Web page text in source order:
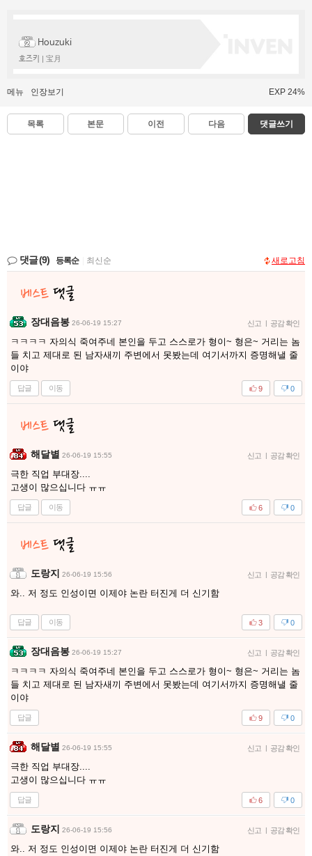
Houzuki
호즈키 | 宝月
메뉴 인장보기 EXP 24%
목록 본문 이전 다음 댓글쓰기
댓글(9) 등록순 최신순 새로고침
장대음봉 26-06-19 15:27 신고 | 공감 확인
ㅋㅋㅋㅋ 자의식 죽여주네 본인을 두고 스스로가 형이~ 형은~ 거리는 놈
들 치고 제대로 된 남자새끼 주변에서 못봤는데 여기서까지 증명해낼 줄
이야
답글 이동 0
9
해달별 26-06-19 15:55 신고 | 공감 확인
극한 직업 부대장....
고생이 많으십니다 ㅠㅠ
답글 이동 0
6
도랑지 26-06-19 15:56 신고 | 공감 확인
와.. 저 정도 인성이면 이제야 논란 터진게 더 신기함
답글 이동 0
3
장대음봉 26-06-19 15:27 신고 | 공감 확인
ㅋㅋㅋㅋ 자의식 죽여주네 본인을 두고 스스로가 형이~ 형은~ 거리는 놈
들 치고 제대로 된 남자새끼 주변에서 못봤는데 여기서까지 증명해낼 줄
이야
답글 0
9
해달별 26-06-19 15:55 신고 | 공감 확인
극한 직업 부대장....
고생이 많으십니다 ㅠㅠ
답글 0
6
도랑지 26-06-19 15:56 신고 | 공감 확인
와.. 저 정도 인성이면 이제야 논란 터진게 더 신기함